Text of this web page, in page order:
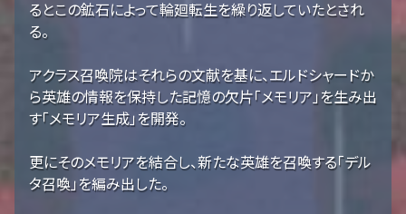
るとこの鉱石によって輪廻転生を繰り返していたとされ
る。
アクラス召喚院はそれらの文献を基に、エルドシャードか
ら英雄の情報を保持した記憶の欠片「メモリア」を生み出
す「メモリア生成」を開発。
更にそのメモリアを結合し、新たな英雄を召喚する「デル
タ召喚」を編み出した。